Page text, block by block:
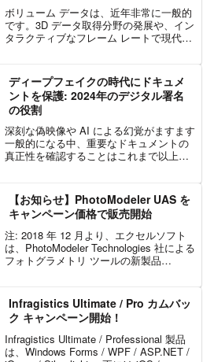
ボリューム データは、近年非常に一般的
です。3D データ取得分野の発展や、イン
タラクティブなフレーム レートで現代の
のデータセット タイプは急速に成長する
ことが予測さ...
ディープフェイクの時代にドキュメ
ントを保護: 2024年のデジタル署名
の役割
深刻な偽映像や AI による幻覚がますます
一般的になる中、重要なドキュメントの
真正性を確認することはこれまで以上に
本物で改ざんされていないドキュメント
を確実にする...
【お知らせ】PhotoModeler UAS を
キャンペーン価格で販売開始
注: 2018 年 12 月より、エクセルソフト
は、PhotoModeler Technologies 社による
フォトグラメトリ ツールの新製品
て...
Infragistics Ultimate / Pro カムバッ
ク キャンペーン開始！
Infragistics Ultimate / Professional 製品
は、Windows Forms / WPF / ASP.NET /